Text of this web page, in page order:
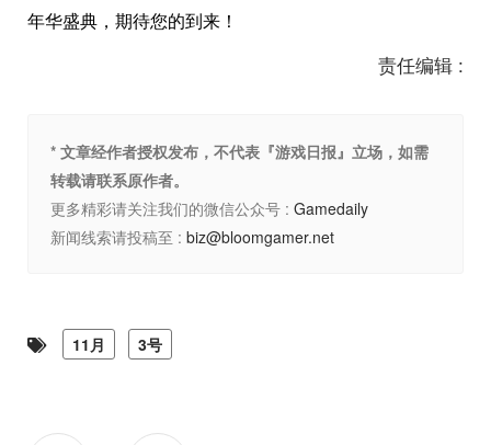
年华盛典，期待您的到来！
责任编辑 :
* 文章经作者授权发布，不代表『游戏日报』立场，如需
转载请联系原作者。
更多精彩请关注我们的微信公众号 : Gamedaily
新闻线索请投稿至 : biz@bloomgamer.net
11月 3号